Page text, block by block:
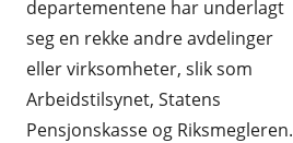
departementene har underlagt
seg en rekke andre avdelinger
eller virksomheter, slik som
Arbeidstilsynet, Statens
Pensjonskasse og Riksmegleren.